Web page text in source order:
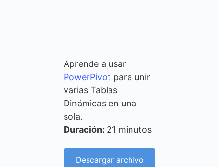
Aprende a usar
PowerPivot para unir
varias Tablas
Dinámicas en una
sola.
Duración: 21 minutos
Descargar archivo